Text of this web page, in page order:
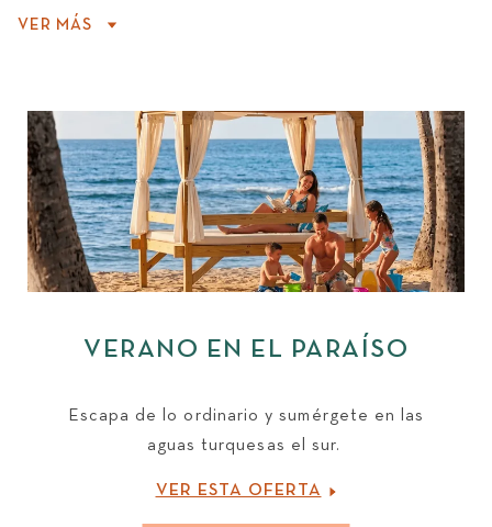
VER MÁS
VERANO EN EL PARAÍSO
Escapa de lo ordinario y sumérgete en las
aguas turquesas el sur.
VER ESTA OFERTA